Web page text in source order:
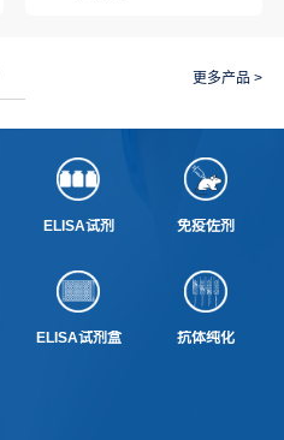
更多产品 >
ELISA试剂 免疫佐剂
ELISA试剂盒 抗体纯化